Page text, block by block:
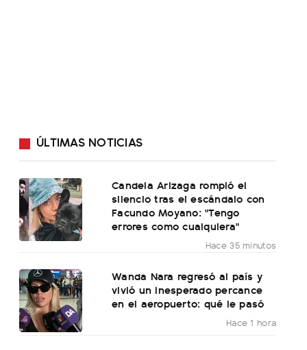
ÚLTIMAS NOTICIAS
Candela Arizaga rompió el
silencio tras el escándalo con
Facundo Moyano: "Tengo
errores como cualquiera"
Hace 35 minutos
Wanda Nara regresó al país y
vivió un inesperado percance
en el aeropuerto: qué le pasó
Hace 1 hora